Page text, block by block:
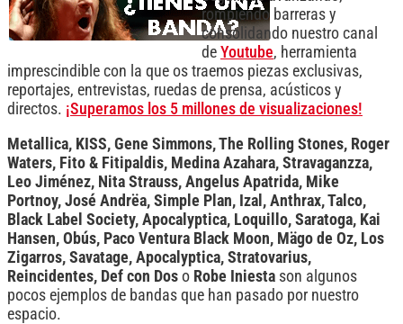
rompiendo barreras y
consolidando nuestro canal
de Youtube, herramienta
imprescindible con la que os traemos piezas exclusivas,
reportajes, entrevistas, ruedas de prensa, acústicos y
directos. ¡Superamos los 5 millones de visualizaciones!
Metallica, KISS, Gene Simmons, The Rolling Stones, Roger
Waters, Fito & Fitipaldis, Medina Azahara, Stravaganzza,
Leo Jiménez, Nita Strauss, Angelus Apatrida, Mike
Portnoy, José Andrëa, Simple Plan, Izal, Anthrax, Talco,
Black Label Society, Apocalyptica, Loquillo, Saratoga, Kai
Hansen, Obús, Paco Ventura Black Moon, Mägo de Oz, Los
Zigarros, Savatage, Apocalyptica, Stratovarius,
Reincidentes, Def con Dos o Robe Iniesta son algunos
pocos ejemplos de bandas que han pasado por nuestro
espacio.